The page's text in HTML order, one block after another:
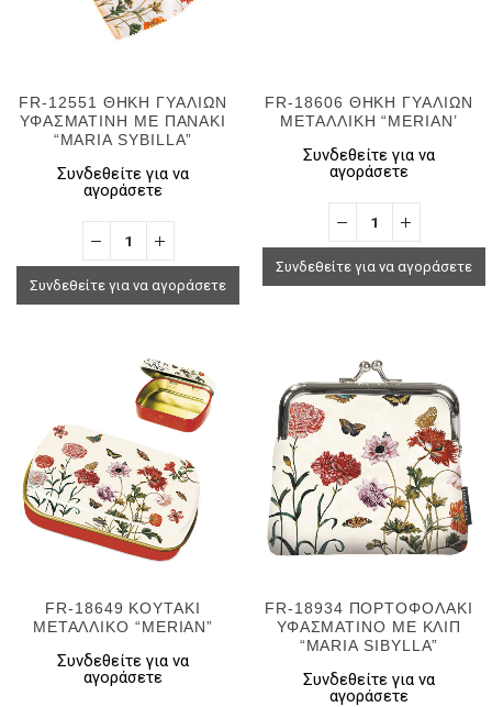
FR-12551 ΘΗΚΗ ΓΥΑΛΙΩΝ
ΥΦΑΣΜΑΤΙΝΗ ΜΕ ΠΑΝΑΚΙ
“MARIA SYBILLA”
Συνδεθείτε για να
αγοράσετε
Συνδεθείτε για να αγοράσετε
FR-18606 ΘΗΚΗ ΓΥΑΛΙΩΝ
ΜΕΤΑΛΛΙΚΗ “MERIAN’
Συνδεθείτε για να
αγοράσετε
Συνδεθείτε για να αγοράσετε
FR-18649 ΚΟΥΤΑΚΙ
ΜΕΤΑΛΛΙΚΟ “MERIAN”
Συνδεθείτε για να
αγοράσετε
FR-18934 ΠΟΡΤΟΦΟΛΑΚΙ
ΥΦΑΣΜΑΤΙΝΟ ΜΕ ΚΛΙΠ
“MARIA SIBYLLA”
Συνδεθείτε για να
αγοράσετε